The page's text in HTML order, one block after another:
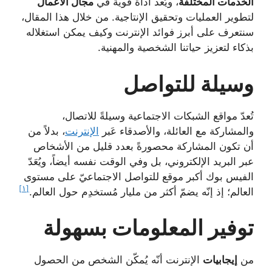
لتطوير العمليات وتحقيق الإنتاجية. من خلال هذا المقال،
سنتعرف على أبرز فوائد الإنترنت وكيف يمكن استغلاله
بذكاء لتعزيز حياتنا الشخصية والمهنية.
وسيلة للتواصل
تُعدّ مواقع الشبكات الاجتماعية وسيلةً للاتصال،
والمشاركة مع العائلة، والأصدقاء عَبر الإنترنت، بدلاً من
أن تكون المشاركة محصورةً بعدد قليل من الأشخاص
عبر البريد الإلكتروني، بل وفي الوقت نفسه أيضاً، ويُعَدّ
الفيس بوك أكبر موقع للتواصل الاجتماعيّ على مستوى
العالم؛ إذ إنّه يضمّ أكثر من مليار مُستخدِم حول العالم. [١]
توفير المعلومات بسهولة
من إيجابيات الإنترنت أنّه يُمكّن الشخص من الحصول